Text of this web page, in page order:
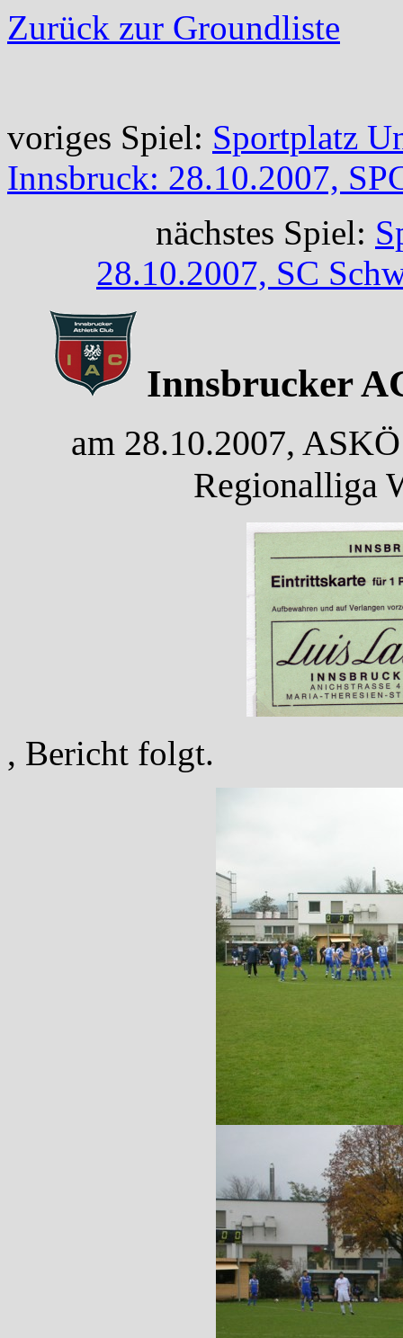
Zurück zur Groundliste
voriges Spiel: Sportplatz
Innsbruck: 28.10.2007,
nächstes Spiel:
28.10.2007, SC
Innsbrucker
am 28.10.2007,
Regionalliga
, Bericht folgt.